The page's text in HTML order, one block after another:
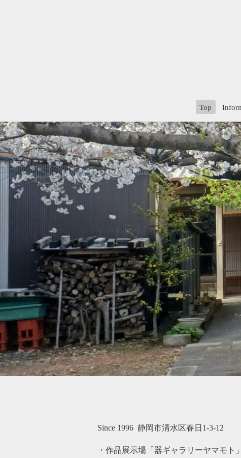
Top
Since 1996 静岡市清水区春日1-3-12
・作品展示場「器ギャラリーヤマモト」